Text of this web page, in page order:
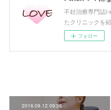
不妊治療専門誌
たクリニックを
フォロー
2016.09.12 09:36